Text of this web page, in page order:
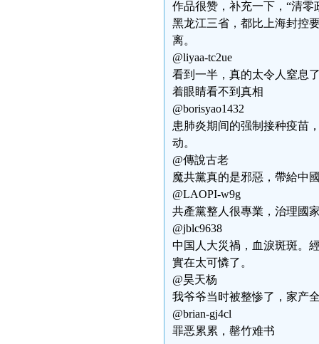
作品很赞，补充一下，“清零
黑龙江三省，都比上海封控
离。
@liyaa-tc2ue
看到一半，真的太令人窒息
着眼睛看不到真相
@borisyao1432
患肺炎期间的强制接种疫苗
动。
@傳說古老
魔共黨真的是邪惡，帶給中
@LAOPI-w9g
共產黨整人很專業，治理國
@jblc9638
中国人大災禍，血淚斑斑。
實在太可憐了。
@昊天杨
我爷爷当时被整惨了，家产
@brian-gj4cl
罪恶累累，罄竹难书